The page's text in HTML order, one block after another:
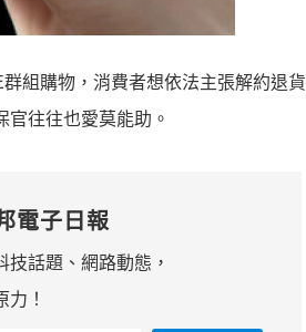
組購物，消費者想依法主張解約退貨
往往也愛莫能助。
電子日報
技話題、網路動態，
力！